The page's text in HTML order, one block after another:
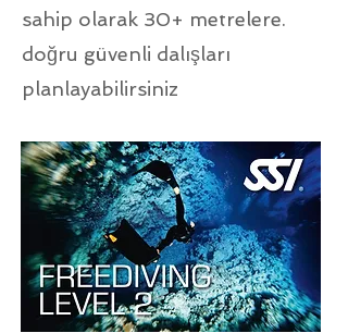
sahip olarak 30+ metrelere.
doğru güvenli dalışları
planlayabilirsiniz